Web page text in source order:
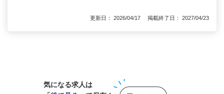
更新日： 2026/04/17 掲載終了日： 2027/04/23
気になる求人は